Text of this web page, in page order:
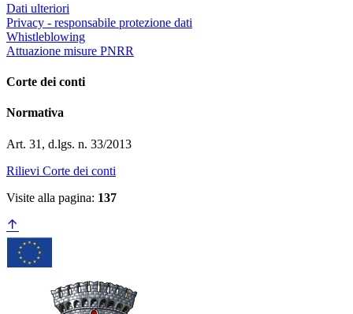
Dati ulteriori
Privacy - responsabile protezione dati
Whistleblowing
Attuazione misure PNRR
Corte dei conti
Normativa
Art. 31, d.lgs. n. 33/2013
Rilievi Corte dei conti
Visite alla pagina: 137